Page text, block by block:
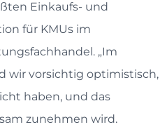
Einkaufs- und
für KMUs im
„Im
wir vorsichtig optimistisch,
haben, und das
zunehmen wird.